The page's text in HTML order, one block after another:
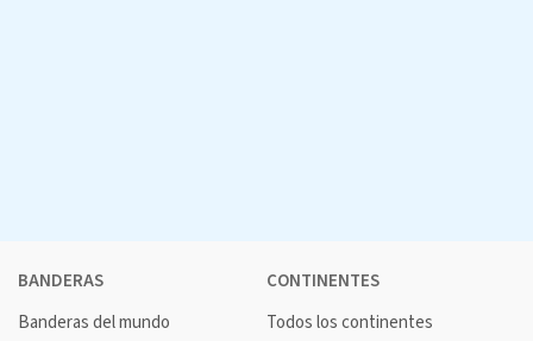
BANDERAS
Banderas del mundo
CONTINENTES
Todos los continentes